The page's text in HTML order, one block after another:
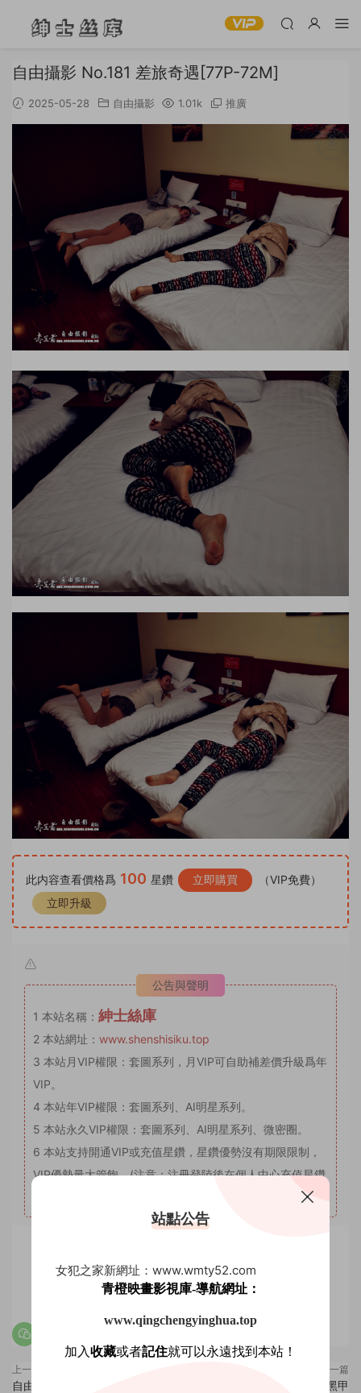
自由攝影 No.181 差旅奇遇[77P-72M]
2025-05-28 自由攝影 1.01k 推廣
此内容查看價格爲 100 星鑽 立即購買
（VIP免費）
立即升級
公告與聲明
1 本站名稱： 紳士絲庫
2 本站網址： www.shenshisiku.top
3 本站月VIP權限：套圖系列，月VIP可自助補差價升級爲年
VIP。
4 本站年VIP權限：套圖系列、AI明星系列。
5 本站永久VIP權限：套圖系列、AI明星系列、微密圈。
6 本站支持開通VIP或充值星鑽，星鑽優勢沒有期限限制，
VIP優勢量大管飽。(注意：注冊登陸後在個人中心充值星鑽
0 賞 0
上一篇
自由攝影 No.180 小強修長的大
下一篇
自由攝影 No.182 幹淨 白嫩 黑甲
站點公告
女犯之家新網址：www.wmty52.com
青橙映畫影視庫-導航網址：
www.qingchengyinghua.top
加入收藏或者記住就可以永遠找到本站！